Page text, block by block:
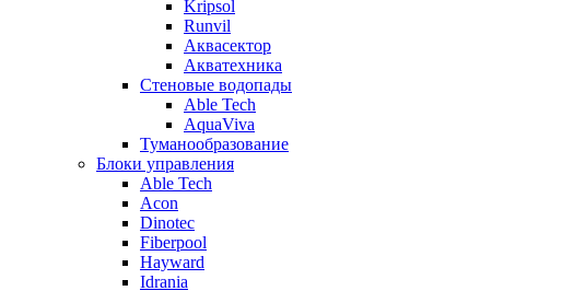
Kripsol
Runvil
Аквасектор
Акватехника
Стеновые водопады
Able Tech
AquaViva
Туманообразование
Блоки управления
Able Tech
Acon
Dinotec
Fiberpool
Hayward
Idrania